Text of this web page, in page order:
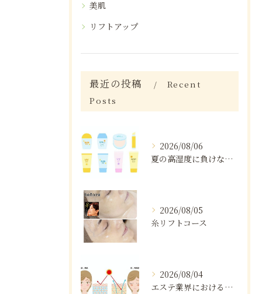
美肌
リフトアップ
最近の投稿
Recent
Posts
2026/08/06
夏の高湿度に負けない肌ケア術
2026/08/05
糸リフトコース
2026/08/04
エステ業界における口コミの効果分析